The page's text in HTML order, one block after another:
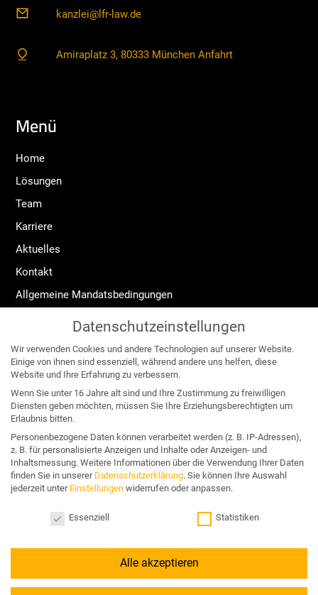
kanzlei@lfr-law.de
Amiraplatz 3, 80333 München Anfahrt
Menü
Home
Lösungen
Team
Karriere
Aktuelles
Kontakt
Allgemeine Mandatsbedingungen
Datenschutzerklärung
Angebote für:
Unternehmen & Organisation
Business & Wettbewerb
Konflikt & Krise
Datenschutzeinstellungen
Wir verwenden Cookies und andere Technologien auf unserer Website.
Einige von ihnen sind essenziell, während andere uns helfen, diese
Website und Ihre Erfahrung zu verbessern.
Wenn Sie unter 16 Jahre alt sind und Ihre Zustimmung zu freiwilligen
Diensten geben möchten, müssen Sie Ihre Erziehungsberechtigten um
Erlaubnis bitten.
Personenbezogene Daten können verarbeitet werden (z. B. IP-Adressen),
z. B. für personalisierte Anzeigen und Inhalte oder Anzeigen- und
Inhaltsmessung. Weitere Informationen über die Verwendung Ihrer Daten
finden Sie in unserer Datenschutzerklärung. Sie können Ihre Auswahl
jederzeit unter Einstellungen widerrufen oder anpassen.
Essenziell
Statistiken
Alle akzeptieren